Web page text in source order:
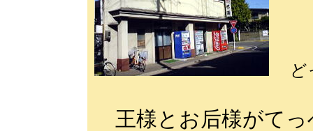
ど
王様とお后様がてっ